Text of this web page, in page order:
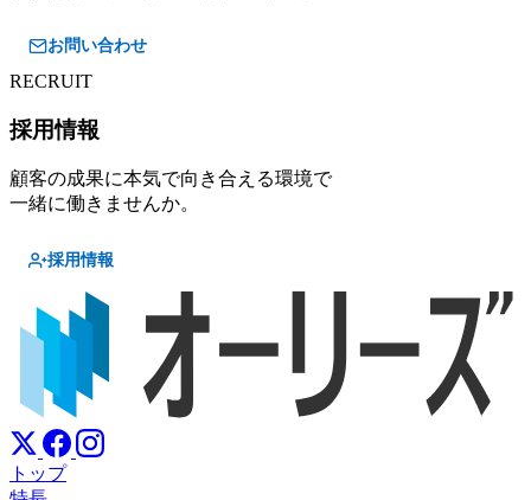
お問い合わせ
RECRUIT
採用情報
顧客の成果に本気で向き合える環境で
一緒に働きませんか。
採用情報
トップ